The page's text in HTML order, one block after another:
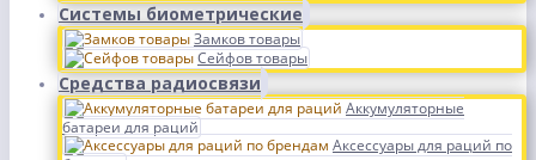
Системы биометрические
Замков товары
Сейфов товары
Средства радиосвязи
Аккумуляторные
батареи для раций
Аксессуары для раций по